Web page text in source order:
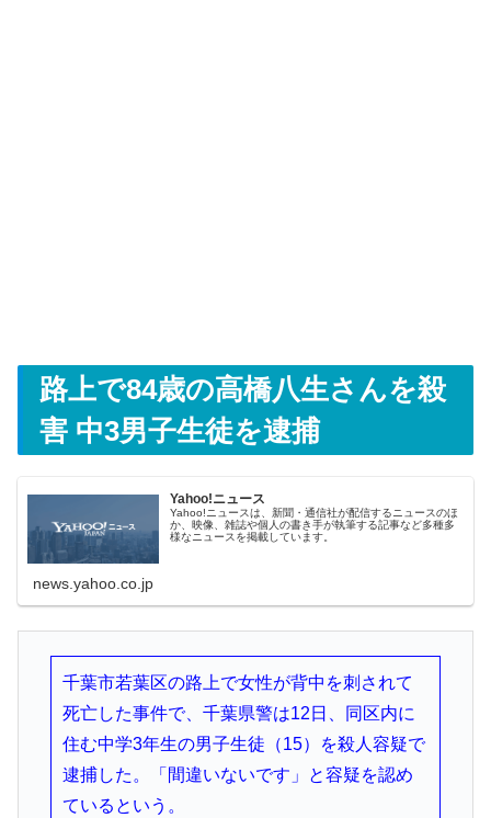
路上で84歳の高橋八生さんを殺
害 中3男子生徒を逮捕
Yahoo!ニュース
Yahoo!ニュースは、新聞・通信社が配信するニュースのほ
か、映像、雑誌や個人の書き手が執筆する記事など多種多
様なニュースを掲載しています。
news.yahoo.co.jp
千葉市若葉区の路上で女性が背中を刺されて
死亡した事件で、千葉県警は12日、同区内に
住む中学3年生の男子生徒（15）を殺人容疑で
逮捕した。「間違いないです」と容疑を認め
ているという。